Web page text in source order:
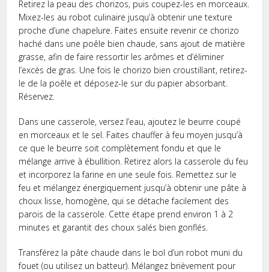
Retirez la peau des chorizos, puis coupez-les en morceaux.
Mixez-les au robot culinaire jusqu’à obtenir une texture
proche d’une chapelure. Faites ensuite revenir ce chorizo
haché dans une poêle bien chaude, sans ajout de matière
grasse, afin de faire ressortir les arômes et d’éliminer
l’excès de gras. Une fois le chorizo bien croustillant, retirez-
le de la poêle et déposez-le sur du papier absorbant.
Réservez.
Dans une casserole, versez l’eau, ajoutez le beurre coupé
en morceaux et le sel. Faites chauffer à feu moyen jusqu’à
ce que le beurre soit complètement fondu et que le
mélange arrive à ébullition. Retirez alors la casserole du feu
et incorporez la farine en une seule fois. Remettez sur le
feu et mélangez énergiquement jusqu’à obtenir une pâte à
choux lisse, homogène, qui se détache facilement des
parois de la casserole. Cette étape prend environ 1 à 2
minutes et garantit des choux salés bien gonflés.
Transférez la pâte chaude dans le bol d’un robot muni du
fouet (ou utilisez un batteur). Mélangez brièvement pour